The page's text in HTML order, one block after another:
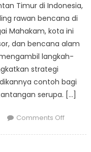
Mitigasi
Timur di Indonesia,
rawan bencana di
Mahakam, kota ini
dan bencana alam
langkah-
strategi
contoh bagi
serupa. […]
Comments Offon